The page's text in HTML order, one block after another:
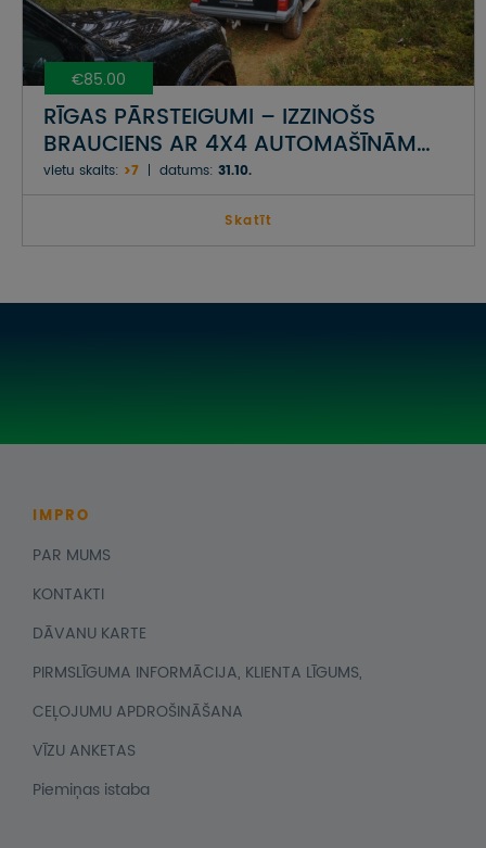
€85.00
RĪGAS PĀRSTEIGUMI – IZZINOŠS
BRAUCIENS AR 4X4 AUTOMAŠĪNĀM
KOPĀ AR NEPIERADINĀTO VIETU
APCEĻOTĀJU EDVĪNU BAUERU
vietu skaits: >7 datums: 31.10.
Skatīt
IMPRO
PAR MUMS
KONTAKTI
DĀVANU KARTE
PIRMSLĪGUMA INFORMĀCIJA, KLIENTA LĪGUMS,
CEĻOJUMU APDROŠINĀŠANA
VĪZU ANKETAS
Piemiņas istaba